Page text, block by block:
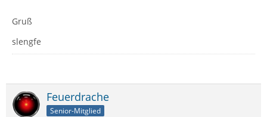
Gruß
slengfe
Feuerdrache
Senior-Mitglied